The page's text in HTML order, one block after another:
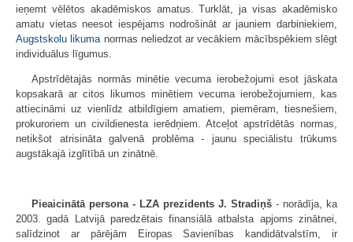
ieņemt vēlētos akadēmiskos amatus. Turklāt, ja visas akadēmisko
amatu vietas neesot iespējams nodrošināt ar jauniem darbiniekiem,
Augstskolu likumanormas neliedzot ar vecākiem mācībspēkiem slēgt
individuālus līgumus.
Apstrīdētajās normās minētie vecuma ierobežojumi esot jāskata
kopsakarā ar citos likumos minētiem vecuma ierobežojumiem, kas
attiecināmi uz vienlīdz atbildīgiem amatiem, piemēram, tiesnešiem,
prokuroriem un civildienesta ierēdņiem. Atceļot apstrīdētās normas,
netikšot atrisināta galvenā problēma - jaunu speciālistu trūkums
augstākajā izglītībā un zinātnē.
Pieaicinātā persona - LZA prezidents J. Stradiņš - norādīja, ka
2003. gadā Latvijā paredzētais finansiālā atbalsta apjoms zinātnei,
salīdzinot ar pārējām Eiropas Savienības kandidātvalstīm, ir